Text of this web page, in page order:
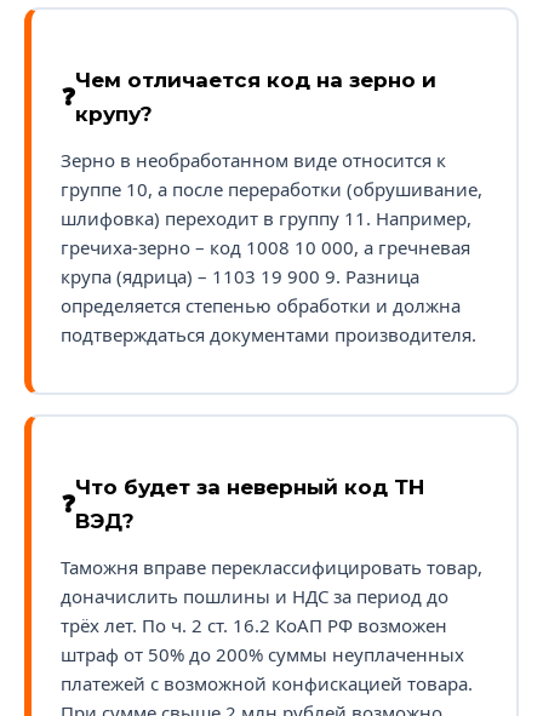
Чем отличается код на зерно и
крупу?
Зерно в необработанном виде относится к
группе 10, а после переработки (обрушивание,
шлифовка) переходит в группу 11. Например,
гречиха-зерно – код 1008 10 000, а гречневая
крупа (ядрица) – 1103 19 900 9. Разница
определяется степенью обработки и должна
подтверждаться документами производителя.
Что будет за неверный код ТН
ВЭД?
Таможня вправе переклассифицировать товар,
доначислить пошлины и НДС за период до
трёх лет. По ч. 2 ст. 16.2 КоАП РФ возможен
штраф от 50% до 200% суммы неуплаченных
платежей с возможной конфискацией товара.